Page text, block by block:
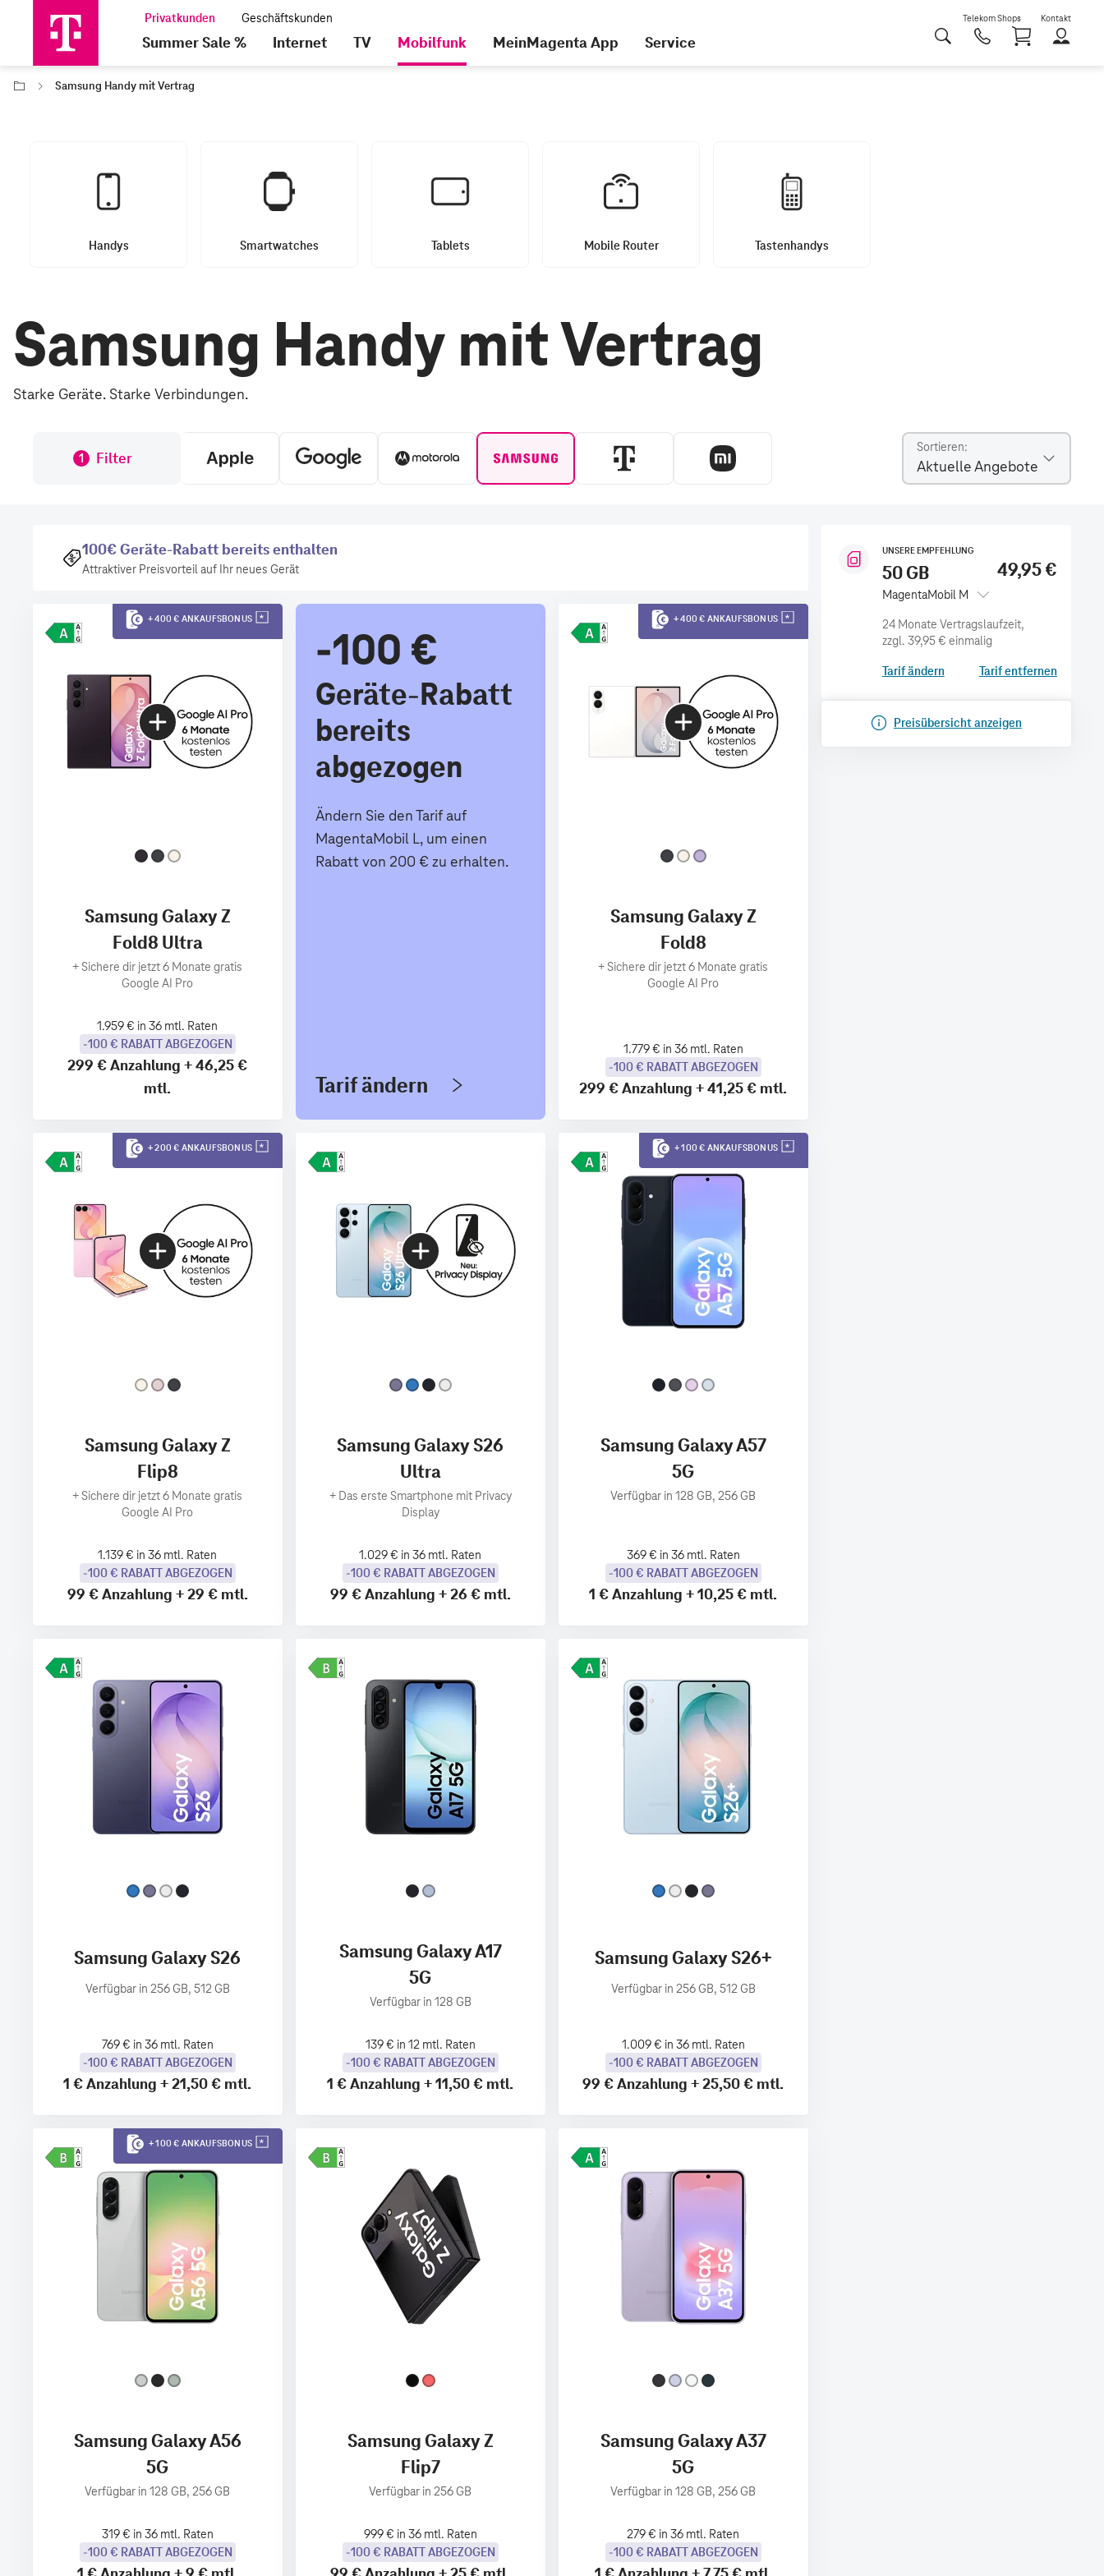
Telekom Shops Kontakt
Summer Sale % Internet TV Mobilfunk MeinMagenta App Service
Samsung Handy mit Vertrag
Handys Smartwatches Tablets Mobile Router Tastenhandys
Samsung Handy mit Vertrag
Starke Geräte. Starke Verbindungen.
1 Filter
Sortieren
Aktuelle Angebote
100€ Geräte-Rabatt bereits enthalten
Attraktiver Preisvorteil auf Ihr neues Gerät
+ 400 € ANKAUFSBONUS
Samsung Galaxy Z
Fold8 Ultra
+Sichere dir jetzt 6 Monate gratis
Google AI Pro
1.959 € in 36 mtl. Raten
-100 € RABATT ABGEZOGEN
299 €Anzahlung +46,25 €
mtl.
-100 €
Geräte-Rabatt
bereits
abgezogen
Ändern Sie den Tarif auf
MagentaMobil L, um einen
Rabatt von 200 € zu erhalten.
Tarif ändern
+ 400 € ANKAUFSBONUS
Samsung Galaxy Z
Fold8
+Sichere dir jetzt 6 Monate gratis
Google AI Pro
1.779 € in 36 mtl. Raten
-100 € RABATT ABGEZOGEN
299 €Anzahlung +41,25 € mtl.
+ 200 € ANKAUFSBONUS
Samsung Galaxy Z
Flip8
+Sichere dir jetzt 6 Monate gratis
Google AI Pro
1.139 € in 36 mtl. Raten
-100 € RABATT ABGEZOGEN
99 €Anzahlung +29 € mtl.
Samsung Galaxy S26
Ultra
+ Das erste Smartphone mit Privacy
Display
1.029 € in 36 mtl. Raten
-100 € RABATT ABGEZOGEN
99 €Anzahlung +26 € mtl.
+ 100 € ANKAUFSBONUS
Samsung Galaxy A57
5G
Verfügbar in 128 GB, 256 GB
369 € in 36 mtl. Raten
-100 € RABATT ABGEZOGEN
1 €Anzahlung +10,25 € mtl.
Samsung Galaxy S26
Verfügbar in 256 GB, 512 GB
769 € in 36 mtl. Raten
-100 € RABATT ABGEZOGEN
1 €Anzahlung +21,50 € mtl.
Samsung Galaxy A17
5G
Verfügbar in 128 GB
139 € in 12 mtl. Raten
-100 € RABATT ABGEZOGEN
1 €Anzahlung +11,50 € mtl.
Samsung Galaxy S26+
Verfügbar in 256 GB, 512 GB
1.009 € in 36 mtl. Raten
-100 € RABATT ABGEZOGEN
99 €Anzahlung +25,50 € mtl.
+ 100 € ANKAUFSBONUS
Samsung Galaxy A56
5G
Verfügbar in 128 GB, 256 GB
319 € in 36 mtl. Raten
-100 € RABATT ABGEZOGEN
Samsung Galaxy Z
Flip7
Verfügbar in 256 GB
999 € in 36 mtl. Raten
-100 € RABATT ABGEZOGEN
Samsung Galaxy A37
5G
Verfügbar in 128 GB, 256 GB
279 € in 36 mtl. Raten
-100 € RABATT ABGEZOGEN
UNSERE EMPFEHLUNG
50 GB
MagentaMobil M
49,95 €
zzgl. 39,95 € einmalig
Tarif ändern Tarif entfernen
Preisübersicht anzeigen